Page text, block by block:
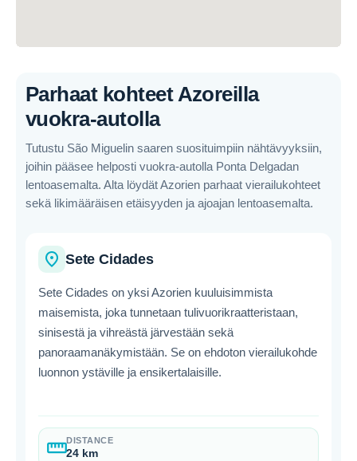
Parhaat kohteet Azoreilla
vuokra-autolla
Tutustu São Miguelin saaren suosituimpiin nähtävyyksiin,
joihin pääsee helposti vuokra-autolla Ponta Delgadan
lentoasemalta. Alta löydät Azorien parhaat vierailukohteet
sekä likimääräisen etäisyyden ja ajoajan lentoasemalta.
place Sete Cidades
Sete Cidades on yksi Azorien kuuluisimmista
maisemista, joka tunnetaan tulivuorikraatteristaan,
sinisestä ja vihreästä järvestään sekä
panoraamanäkymistään. Se on ehdoton vierailukohde
luonnon ystäville ja ensikertalaisille.
straightenDISTANCE
24 km